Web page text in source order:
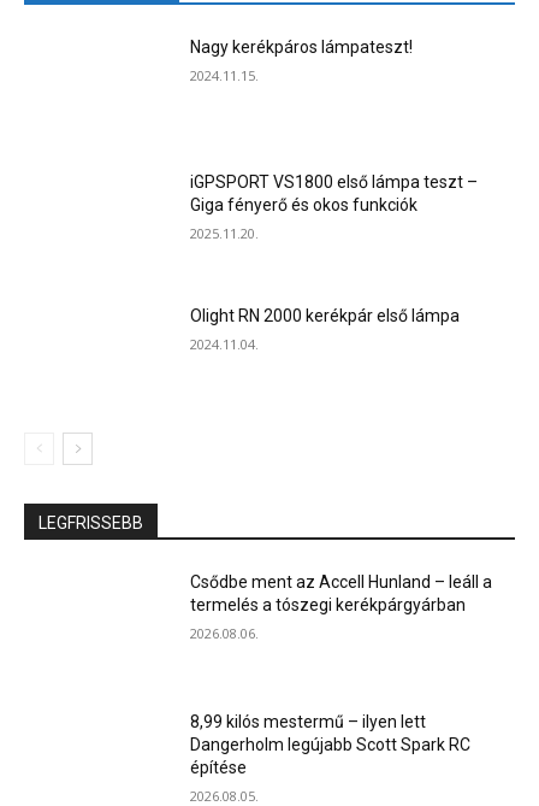
Nagy kerékpáros lámpateszt!
2024.11.15.
iGPSPORT VS1800 első lámpa teszt –
Giga fényerő és okos funkciók
2025.11.20.
Olight RN 2000 kerékpár első lámpa
2024.11.04.
LEGFRISSEBB
Csődbe ment az Accell Hunland – leáll a
termelés a tószegi kerékpárgyárban
2026.08.06.
8,99 kilós mestermű – ilyen lett
Dangerholm legújabb Scott Spark RC
építése
2026.08.05.